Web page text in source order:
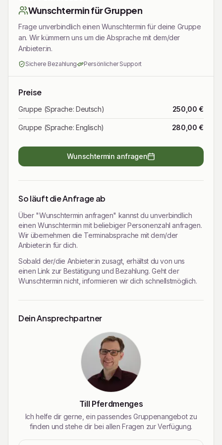
Wunschtermin für Gruppen
Frage unverbindlich einen Wunschtermin für deine Gruppe
an. Wir kümmern uns um die Absprache mit dem/der
Anbieter:in.
Sichere Bezahlung Persönlicher Support
Preise
Gruppe (Sprache: Deutsch) 250,00 €
Gruppe (Sprache: Englisch) 280,00 €
Wunschtermin anfragen
So läuft die Anfrage ab
Über "Wunschtermin anfragen" kannst du unverbindlich
einen Wunschtermin mit beliebiger Personenzahl anfragen.
Wir übernehmen die Terminabsprache mit dem/der
Anbieter:in für dich.
Sobald der/die Anbieter:in zusagt, erhältst du von uns
einen Link zur Bestätigung und Bezahlung. Geht der
Wunschtermin nicht, informieren wir dich schnellstmöglich.
Dein Ansprechpartner
Till Pferdmenges
Ich helfe dir gerne, ein passendes Gruppenangebot zu
finden und stehe dir bei allen Fragen zur Verfügung.